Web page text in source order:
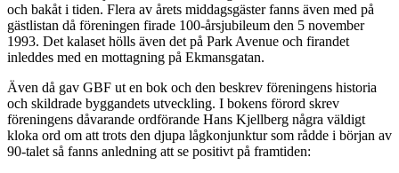
och bakåt i tiden. Flera av årets middagsgäster fanns även med på
gästlistan då föreningen firade 100-årsjubileum den 5 november
1993. Det kalaset hölls även det på Park Avenue och firandet
inleddes med en mottagning på Ekmansgatan.
Även då gav GBF ut en bok och den beskrev föreningens historia
och skildrade byggandets utveckling. I bokens förord skrev
föreningens dåvarande ordförande Hans Kjellberg några väldigt
kloka ord om att trots den djupa lågkonjunktur som rådde i början av
90-talet så fanns anledning att se positivt på framtiden: